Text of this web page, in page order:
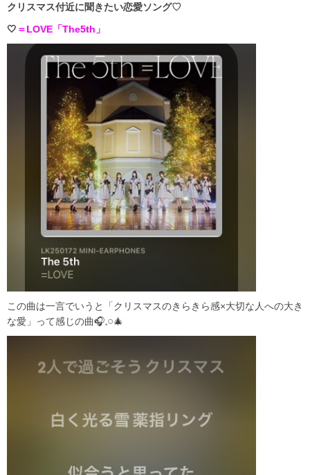
クリスマス付近に聞きたい恋愛ソング♡
🤍 ＝LOVE「The5th」
この曲は一言でいうと「クリスマスのきらきら感×大切な人への大き
な愛」って感じの曲🎧𓈒𓏸🎄